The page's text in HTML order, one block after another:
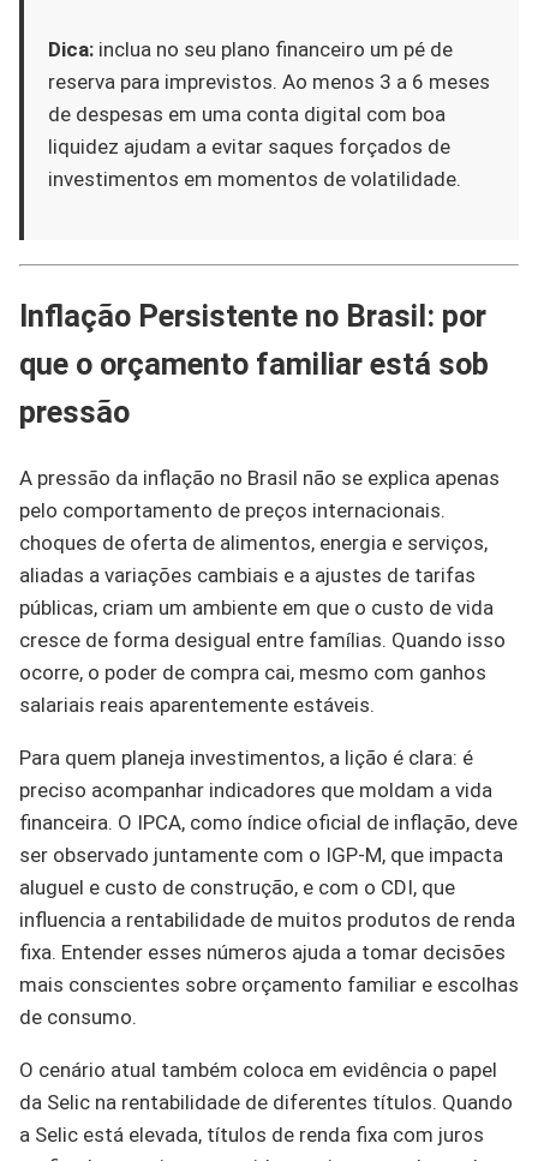
Dica: inclua no seu plano financeiro um pé de
reserva para imprevistos. Ao menos 3 a 6 meses
de despesas em uma conta digital com boa
liquidez ajudam a evitar saques forçados de
investimentos em momentos de volatilidade.
Inflação Persistente no Brasil: por
que o orçamento familiar está sob
pressão
A pressão da inflação no Brasil não se explica apenas
pelo comportamento de preços internacionais.
choques de oferta de alimentos, energia e serviços,
aliadas a variações cambiais e a ajustes de tarifas
públicas, criam um ambiente em que o custo de vida
cresce de forma desigual entre famílias. Quando isso
ocorre, o poder de compra cai, mesmo com ganhos
salariais reais aparentemente estáveis.
Para quem planeja investimentos, a lição é clara: é
preciso acompanhar indicadores que moldam a vida
financeira. O IPCA, como índice oficial de inflação, deve
ser observado juntamente com o IGP-M, que impacta
aluguel e custo de construção, e com o CDI, que
influencia a rentabilidade de muitos produtos de renda
fixa. Entender esses números ajuda a tomar decisões
mais conscientes sobre orçamento familiar e escolhas
de consumo.
O cenário atual também coloca em evidência o papel
da Selic na rentabilidade de diferentes títulos. Quando
a Selic está elevada, títulos de renda fixa com juros